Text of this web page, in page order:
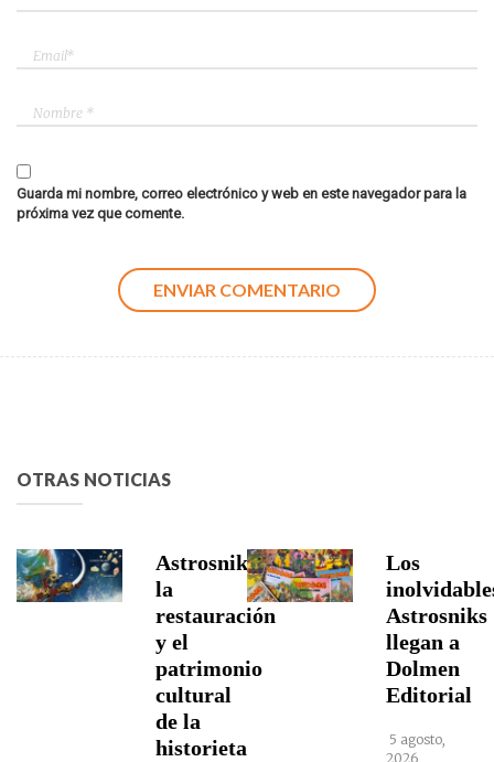
Guarda mi nombre, correo electrónico y web en este navegador para la
próxima vez que comente.
OTRAS NOTICIAS
Astrosniks,
la
restauración
y el
patrimonio
cultural
de la
historieta
Los
Astrosniks
llegan a
Dolmen
Editorial
5 agosto,
2026